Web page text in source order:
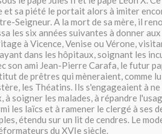
et sa piété le portait alors à imiter
Seigneur.A la mort de sa mère, il
les six années suivantes à donner
à Vicence, Venise ou Vérone,
dans les hôpitaux, soignant les
son ami Jean-Pierre Carafa, le futur
de prêtres qui mèneraient, comme
les Théatins. Ils s'engageaient à
à soigner les malades, à répandre
les laïcs et à ramener le clergé à ses
étendu sur un lit de cendres. Le
du XVIe siècle.